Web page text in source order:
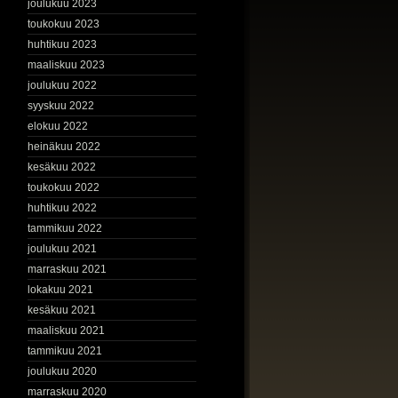
joulukuu 2023
toukokuu 2023
huhtikuu 2023
maaliskuu 2023
joulukuu 2022
syyskuu 2022
elokuu 2022
heinäkuu 2022
kesäkuu 2022
toukokuu 2022
huhtikuu 2022
tammikuu 2022
joulukuu 2021
marraskuu 2021
lokakuu 2021
kesäkuu 2021
maaliskuu 2021
tammikuu 2021
joulukuu 2020
marraskuu 2020